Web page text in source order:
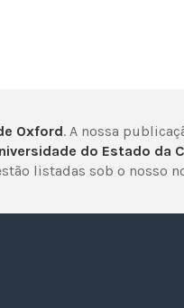
Oxford. A nossa
do Estado da
listadas sob o nosso